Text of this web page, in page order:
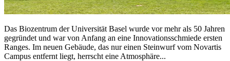
Das Biozentrum der Universität Basel wurde vor mehr als 50 Jahren
gegründet und war von Anfang an eine Innovationsschmiede ersten
Ranges. Im neuen Gebäude, das nur einen Steinwurf vom Novartis
Campus entfernt liegt, herrscht eine Atmosphäre...